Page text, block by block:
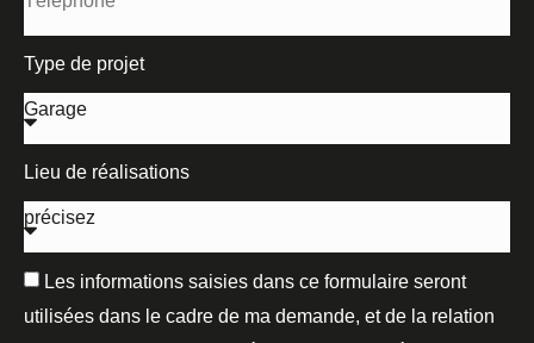
Type de projet
Lieu de réalisations
Les informations saisies dans ce formulaire seront
utilisées dans le cadre de ma demande, et de la relation